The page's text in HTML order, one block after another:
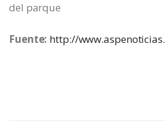
del parque
Fuente: http://